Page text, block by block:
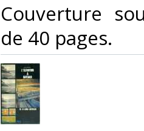
‎Couverture
de 40 pages.‎